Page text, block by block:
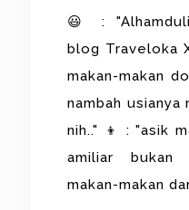
😃 :
blog Traveloka
makan-makan
nambah usianya
nih.." 👦 : "asik
amiliar bukan
makan-makan